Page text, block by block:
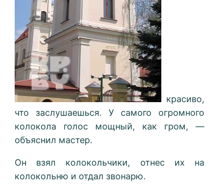
красиво,
что заслушаешься. У самого огромного
колокола голос мощный, как гром, —
объяснил мастер.
Он взял колокольчики, отнес их на
колокольню и отдал звонарю.